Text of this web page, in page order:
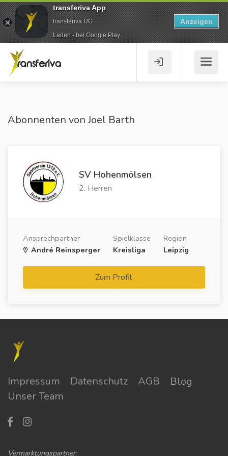
Abonnenten von Joel Barth
SV Hohenmölsen
2. Herren
Ansprechpartner
André Reinsperger
Spielklasse
Kreisliga
Region
Leipzig
Zum Profil
Impressum Datenschutz AGB
Blog
Unser Team
Vermarktungspartner:
transferiva App
transferiva UG
Laden - bei Google Play
Anzeigen